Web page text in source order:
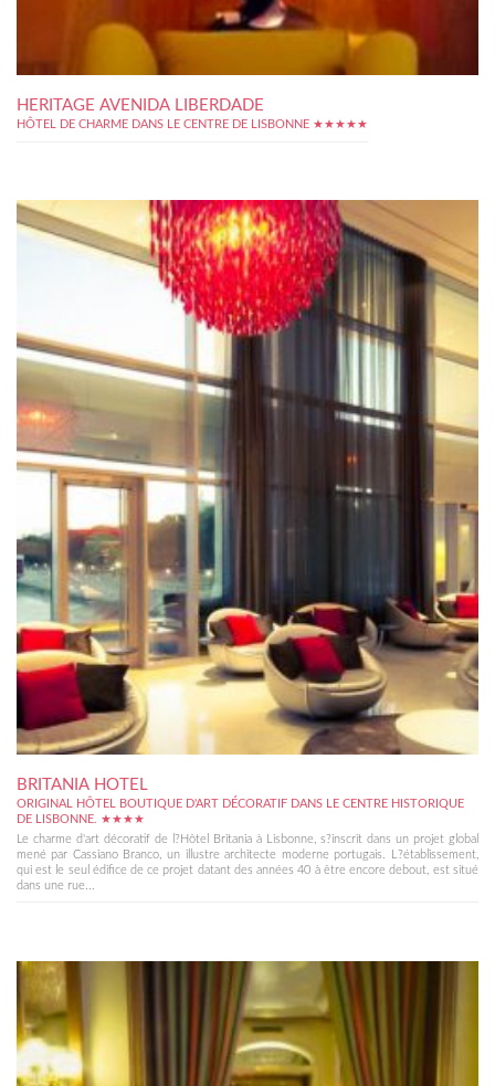
HERITAGE AVENIDA LIBERDADE
HÔTEL DE CHARME DANS LE CENTRE DE LISBONNE ★★★★★
BRITANIA HOTEL
ORIGINAL HÔTEL BOUTIQUE D'ART DÉCORATIF DANS LE CENTRE HISTORIQUE
DE LISBONNE. ★★★★
Le charme d'art décoratif de l?Hôtel Britania à Lisbonne, s?inscrit dans un projet global
mené par Cassiano Branco, un illustre architecte moderne portugais. L?établissement,
qui est le seul édifice de ce projet datant des années 40 à être encore debout, est situé
dans une rue...